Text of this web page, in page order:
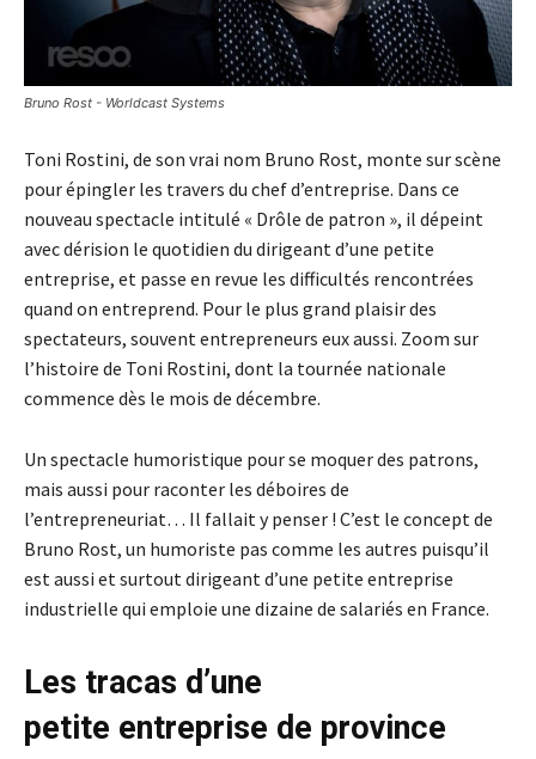
Bruno Rost - Worldcast Systems
Toni Rostini, de son vrai nom Bruno Rost, monte sur scène
pour épingler les travers du chef d’entreprise. Dans ce
nouveau spectacle intitulé « Drôle de patron », il dépeint
avec dérision le quotidien du dirigeant d’une petite
entreprise, et passe en revue les difficultés rencontrées
quand on entreprend. Pour le plus grand plaisir des
spectateurs, souvent entrepreneurs eux aussi. Zoom sur
l’histoire de Toni Rostini, dont la tournée nationale
commence dès le mois de décembre.
Un spectacle humoristique pour se moquer des patrons,
mais aussi pour raconter les déboires de
l’entrepreneuriat… Il fallait y penser ! C’est le concept de
Bruno Rost, un humoriste pas comme les autres puisqu’il
est aussi et surtout dirigeant d’une petite entreprise
industrielle qui emploie une dizaine de salariés en France.
Les tracas d’une
petite entreprise de province